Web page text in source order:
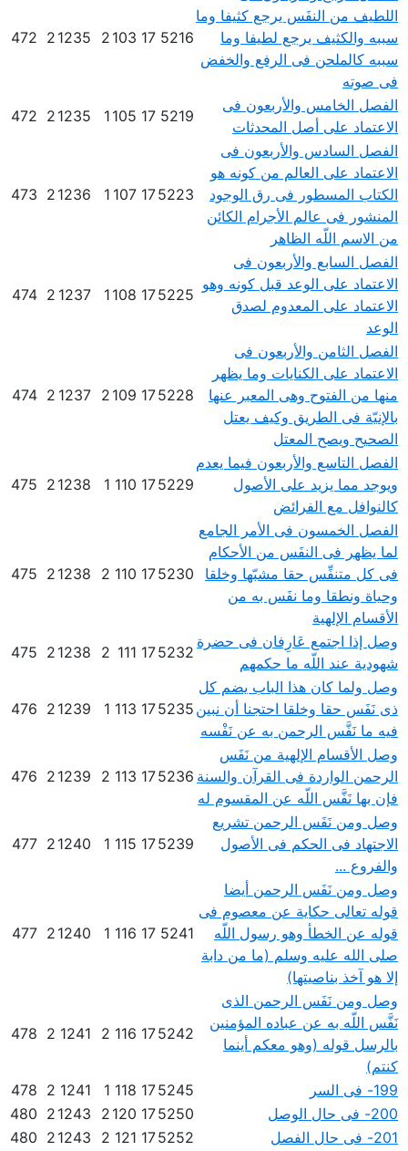
اللطيف من النفَس يرجع كثيفا وما
سببه والكثيف يرجع لطيفا وما
سببه كالملحن فى الرفع والخفض
فى صوته
5216
17
103
2
1235
2
472
الفصل الخامس والأربعون فى
الاعتماد على أصل المحدثات
5219
17
105
1
1235
2
472
الفصل السادس والأربعون فى
الاعتماد على العالم من كونه هو
الكتاب المسطور فى رق الوجود
المنشور فى عالم الأجرام الكائن
من الاسم اللّه الظاهر
5223
17
107
1
1236
2
473
الفصل السابع والأربعون فى
الاعتماد على الوعد قبل كونه وهو
الاعتماد على المعدوم لصدق
الوعد
5225
17
108
1
1237
2
474
الفصل الثامن والأربعون فى
الاعتماد على الكنايات وما يظهر
منها من الفتوح وهى المعبر عنها
بالإنيّة فى الطريق وكيف يعتل
الصحيح ويصح المعتل
5228
17
109
2
1237
2
474
الفصل التاسع والأربعون فيما يعدم
ويوجد مما يزيد على الأصول
كالنوافل مع الفرائض
5229
17
110
1
1238
2
475
الفصل الخمسون فى الأمر الجامع
لما يظهر فى النفَس من الأحكام
فى كل متنفِّس حقا مشبّها وخلقا
وحياة ونطقا وما نفَس به من
الأقسام الإلهية
5230
17
110
2
1238
2
475
وصل إذا اجتمع عَارِفان فى حضرة
شهودية عند اللّه ما حكمهم
5232
17
111
2
1238
2
475
وصل ولما كان هذا الباب يضم كل
ذى نَفَس حقا وخلقا احتجنا أن نبين
فيه ما نَفَّس الرحمن به عن نَفْسه
5235
17
113
1
1239
2
476
وصل الأقسام الإلهية من نَفَس
الرحمن الواردة فى القرآن والسنة
فإن بها نَفَّس اللّه عن المقسوم له
5236
17
113
2
1239
2
476
وصل ومن نَفَس الرحمن تشريع
الاجتهاد فى الحكم فى الأصول
والفروع ...
5239
17
115
1
1240
2
477
وصل ومن نَفَس الرحمن أيضا
قوله تعالى حكاية عن معصوم فى
قوله عن الخطأ وهو رسول اللّه
صلى الله عليه وسلم (ما من دابة
إلا هو آخذ بناصيتها)
5241
17
116
1
1240
2
477
وصل ومن نَفَس الرحمن الذى
نَفَّس اللّه به عن عباده المؤمنين
بالرسل قوله (وهو معكم أينما
كنتم)
5242
17
116
2
1241
2
478
199- فى السر 5245
17
118
1
1241
2
478
200- فى حال الوصل
5250
17
120
2
1243
2
480
201- فى حال الفصل
5252
17
121
2
1243
2
480